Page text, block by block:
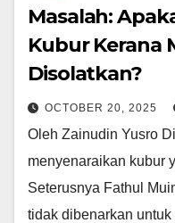
Masalah:
Kubur Kerana
Disolatkan?
OCTOBER 20, 2025
Oleh Zainudin Yusro
menyenaraikan kubur
Seterusnya Fathul
tidak dibenarkan